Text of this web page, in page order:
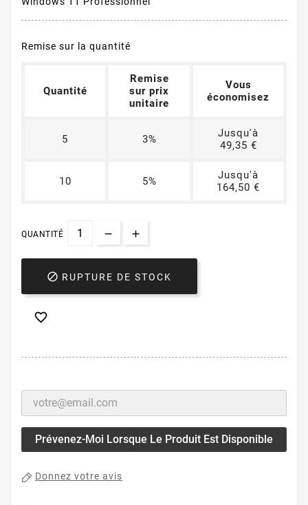
Remise sur la quantité
Quantité
Remise
sur prix
unitaire
Vous
économisez
5 3%
Jusqu'à
49,35 €
10 5%
Jusqu'à
164,50 €
QUANTITÉ
 RUPTURE DE STOCK

Prévenez-Moi Lorsque Le Produit Est Disponible
Donnez votre avis